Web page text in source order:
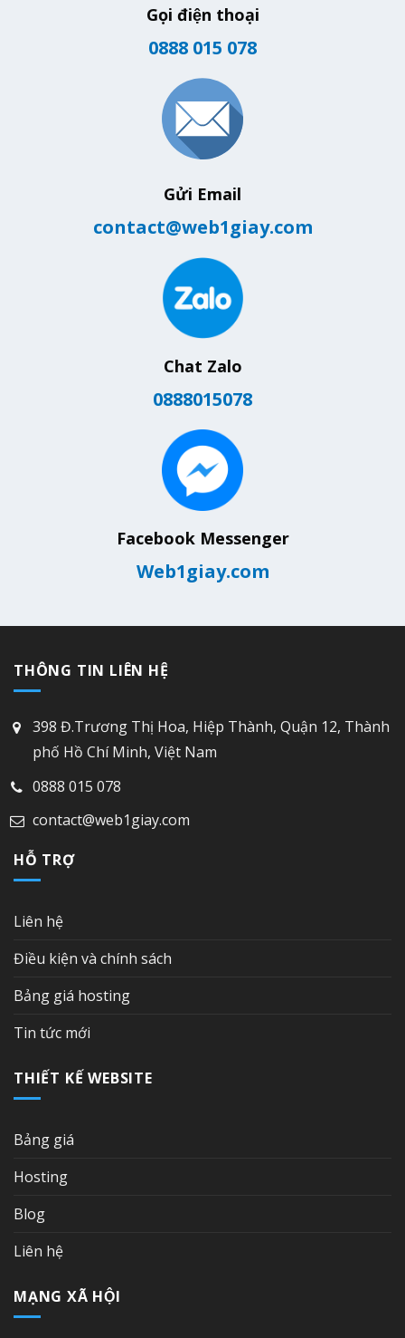
Gọi điện thoại
0888 015 078
Gửi Email
contact@web1giay.com
Chat Zalo
0888015078
Facebook Messenger
Web1giay.com
THÔNG TIN LIÊN HỆ
398 Đ.Trương Thị Hoa, Hiệp Thành, Quận 12, Thành
phố Hồ Chí Minh, Việt Nam
0888 015 078
contact@web1giay.com
HỖ TRỢ
Liên hệ
Điều kiện và chính sách
Bảng giá hosting
Tin tức mới
THIẾT KẾ WEBSITE
Bảng giá
Hosting
Blog
Liên hệ
MẠNG XÃ HỘI